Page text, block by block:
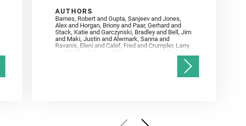
AUTHORS
Barnes, Robert and Gupta, Sanjeev and Jones,
Alex and Horgan, Briony and Paar, Gerhard and
Stack, Katie and Garczynski, Bradley and Bell, Jim
and Maki, Justin and Alwmark, Sanna and
Ravanis, Eleni and Calef, Fred and Crumpler, Larry
and Williford, Ken and Simon, Justin and Gwizd,
Samantha and Farley, Ken and Tate, Christian and